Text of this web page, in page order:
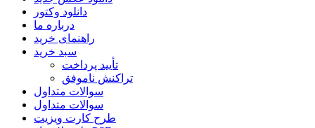
دانلود وکتور
درباره ما
راهنمای خرید
سبد خرید
تأیید پرداخت
تراکنش ناموفق
سوالات متداول
سوالات متداول
طرح کارت ویزیت